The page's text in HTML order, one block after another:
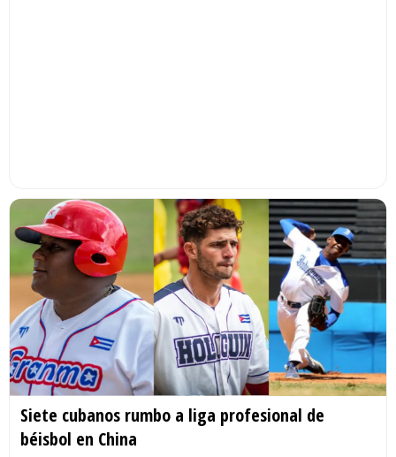
Siete cubanos rumbo a liga profesional de
béisbol en China